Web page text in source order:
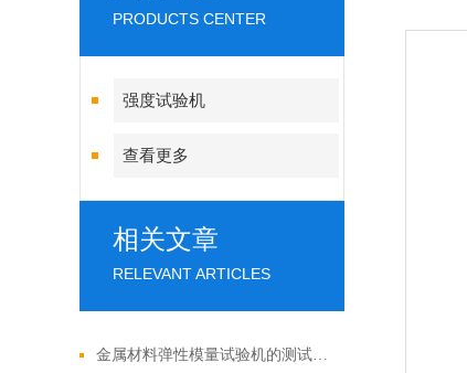
PRODUCTS CENTER
强度试验机
查看更多
相关文章
RELEVANT ARTICLES
金属材料弹性模量试验机的测试原理与标准方法